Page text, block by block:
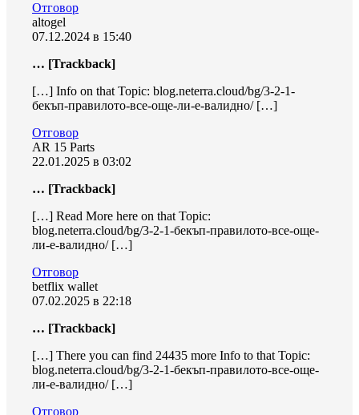
Отговор
altogel
07.12.2024 в 15:40
… [Trackback]
[…] Info on that Topic: blog.neterra.cloud/bg/3-2-1-
бекъп-правилото-все-още-ли-е-валидно/ […]
Отговор
AR 15 Parts
22.01.2025 в 03:02
… [Trackback]
[…] Read More here on that Topic:
blog.neterra.cloud/bg/3-2-1-бекъп-правилото-все-още-
ли-е-валидно/ […]
Отговор
betflix wallet
07.02.2025 в 22:18
… [Trackback]
[…] There you can find 24435 more Info to that Topic:
blog.neterra.cloud/bg/3-2-1-бекъп-правилото-все-още-
ли-е-валидно/ […]
Отговор